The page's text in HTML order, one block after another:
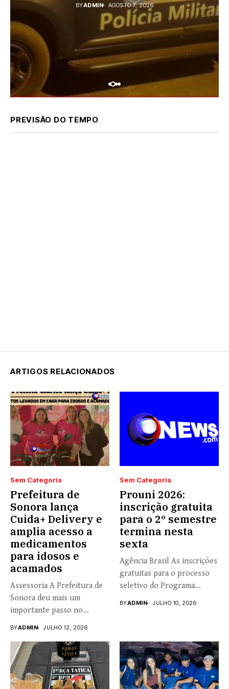
BYADMIN AGOSTO 7, 2026
PREVISÃO DO TEMPO
ARTIGOS RELACIONADOS
Sem Categoria
Prefeitura de
Sonora lança
Cuida+ Delivery e
amplia acesso a
medicamentos
para idosos e
acamados
Assessoria A Prefeitura de
Sonora deu mais um
importante passo no
BYADMIN JULHO 12, 2026
Sem Categoria
Prouni 2026:
inscrição gratuita
para o 2º semestre
termina nesta
sexta
Agência Brasil As inscrições
gratuitas para o processo
seletivo do Programa
BYADMIN JULHO 10, 2026